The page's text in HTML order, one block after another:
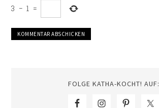
3 − 1 =
FOLGE KATHA-KOCHT! AUF: